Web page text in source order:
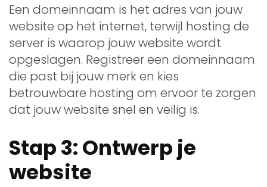
Een domeinnaam is het adres van jouw
website op het internet, terwijl hosting de
server is waarop jouw website wordt
opgeslagen. Registreer een domeinnaam
die past bij jouw merk en kies
betrouwbare hosting om ervoor te zorgen
dat jouw website snel en veilig is.
Stap 3: Ontwerp je
website